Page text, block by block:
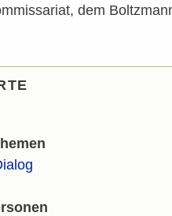
dem